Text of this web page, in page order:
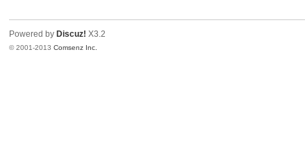
Powered by Discuz! X3.2
© 2001-2013Comsenz Inc.